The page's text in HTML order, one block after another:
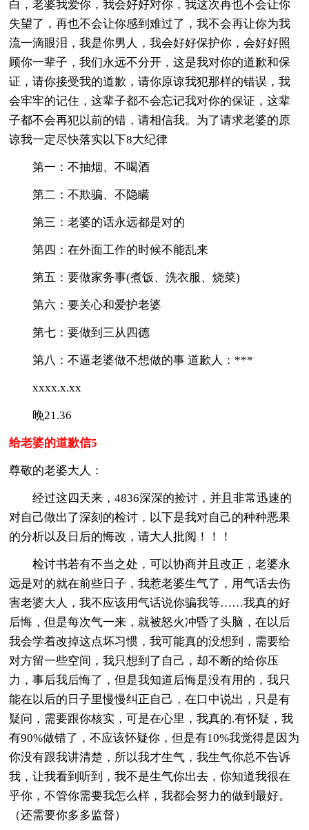
白，老婆我爱你，我会好好对你，我这次再也不会让你
失望了，再也不会让你感到难过了，我不会再让你为我
流一滴眼泪，我是你男人，我会好好保护你，会好好照
顾你一辈子，我们永远不分开，这是我对你的道歉和保
证，请你接受我的道歉，请你原谅我犯那样的错误，我
会牢牢的记住，这辈子都不会忘记我对你的保证，这辈
子都不会再犯以前的错，请相信我。为了请求老婆的原
谅我一定尽快落实以下8大纪律
第一：不抽烟、不喝酒
第二：不欺骗、不隐瞒
第三：老婆的话永远都是对的
第四：在外面工作的时候不能乱来
第五：要做家务事(煮饭、洗衣服、烧菜)
第六：要关心和爱护老婆
第七：要做到三从四德
第八：不逼老婆做不想做的事 道歉人：***
xxxx.x.xx
晚21.36
给老婆的道歉信5
尊敬的老婆大人：
经过这四天来，4836深深的捡讨，并且非常迅速的
对自己做出了深刻的检讨，以下是我对自己的种种恶果
的分析以及日后的悔改，请大人批阅！！！
检讨书若有不当之处，可以协商并且改正，老婆永
远是对的就在前些日子，我惹老婆生气了，用气话去伤
害老婆大人，我不应该用气话说你骗我等……我真的好
后悔，但是每次气一来，就被怒火冲昏了头脑，在以后
我会学着改掉这点坏习惯，我可能真的没想到，需要给
对方留一些空间，我只想到了自己，却不断的给你压
力，事后我后悔了，但是我知道后悔是没有用的，我只
能在以后的日子里慢慢纠正自己，在口中说出，只是有
疑问，需要跟你核实，可是在心里，我真的.有怀疑，我
有90%做错了，不应该怀疑你，但是有10%我觉得是因为
你没有跟我讲清楚，所以我才生气，我生气你总不告诉
我，让我看到听到，我不是生气你出去，你知道我很在
乎你，不管你需要我怎么样，我都会努力的做到最好。
（还需要你多多监督）